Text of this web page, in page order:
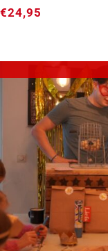
€24,95